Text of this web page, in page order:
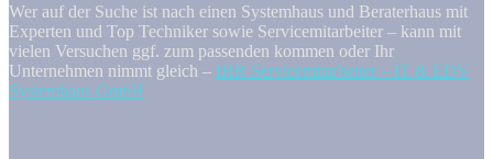
Wer auf der Suche ist nach einen Systemhaus und Beraterhaus mit
Experten und Top Techniker sowie Servicemitarbeiter – kann mit
vielen Versuchen ggf. zum passenden kommen oder Ihr
Unternehmen nimmt gleich – IHR Servicemitarbeiter – IT & EDV
Systemhaus GmbH